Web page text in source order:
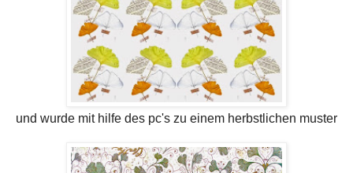
und wurde mit hilfe des pc's zu einem herbstlichen muster